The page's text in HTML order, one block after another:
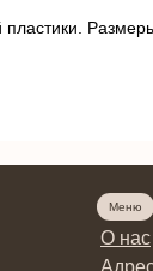
Меню
О нас